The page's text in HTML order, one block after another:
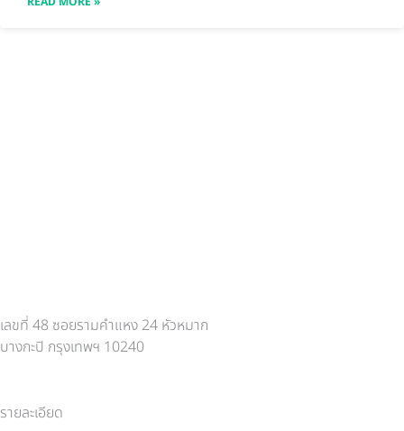
เลขที่ 48 ซอยรามคำแหง 24 หัวหมาก
บางกะปิ กรุงเทพฯ 10240
รายละเอียด